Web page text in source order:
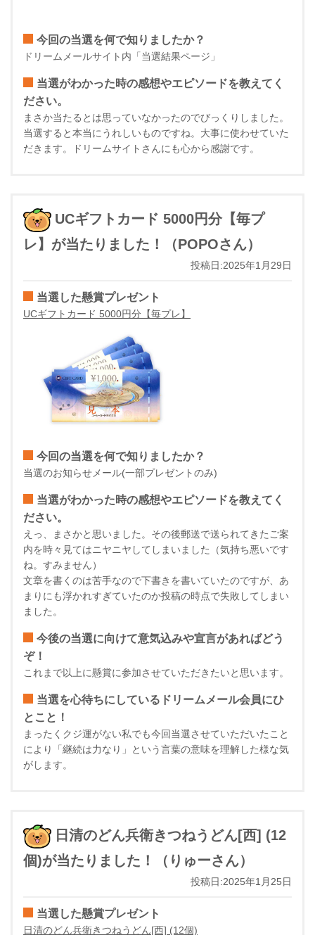
今回の当選を何で知りましたか？
ドリームメールサイト内「当選結果ページ」
当選がわかった時の感想やエピソードを教えてく
ださい。
まさか当たるとは思っていなかったのでびっくりしました。
当選すると本当にうれしいものですね。大事に使わせていた
だきます。ドリームサイトさんにも心から感謝です。
UCギフトカード 5000円分【毎プ
レ】が当たりました！（POPOさん）
投稿日:2025年1月29日
当選した懸賞プレゼント
UCギフトカード 5000円分【毎プレ】
今回の当選を何で知りましたか？
当選のお知らせメール(一部プレゼントのみ)
当選がわかった時の感想やエピソードを教えてく
ださい。
えっ、まさかと思いました。その後郵送で送られてきたご案
内を時々見てはニヤニヤしてしまいました（気持ち悪いです
ね。すみません）
文章を書くのは苦手なので下書きを書いていたのですが、あ
まりにも浮かれすぎていたのか投稿の時点で失敗してしまい
ました。
今後の当選に向けて意気込みや宣言があればどう
ぞ！
これまで以上に懸賞に参加させていただきたいと思います。
当選を心待ちにしているドリームメール会員にひ
とこと！
まったくクジ運がない私でも今回当選させていただいたこと
により「継続は力なり」という言葉の意味を理解した様な気
がします。
日清のどん兵衛きつねうどん[西] (12
個)が当たりました！（りゅーさん）
投稿日:2025年1月25日
当選した懸賞プレゼント
日清のどん兵衛きつねうどん[西] (12個)